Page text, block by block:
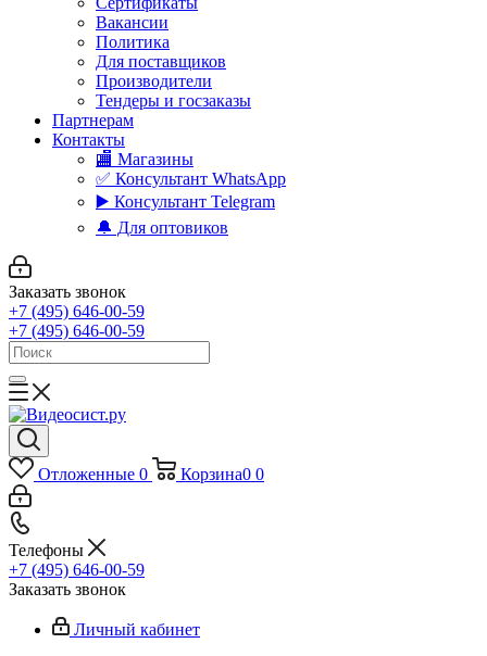
Вакансии
Политика
Для поставщиков
Производители
Тендеры и госзаказы
Партнерам
Контакты
🏬 Магазины
✅️ Консультант WhatsApp
▶️ Консультант Telegram
🔔 Для оптовиков
Заказать звонок
+7 (495) 646-00-59
+7 (495) 646-00-59
Отложенные 0 Корзина0 0
Телефоны
+7 (495) 646-00-59
Заказать звонок
Личный кабинет